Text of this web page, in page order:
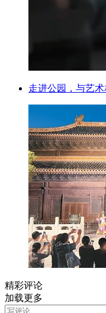
走进公园，与艺术
精彩评论
加载更多